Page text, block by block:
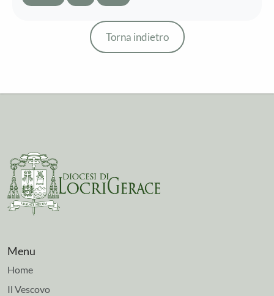
Torna indietro
Menu
Home
Il Vescovo